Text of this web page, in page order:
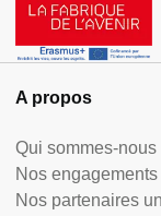
A propos
Qui sommes-nous
Nos engagements
Nos partenaires